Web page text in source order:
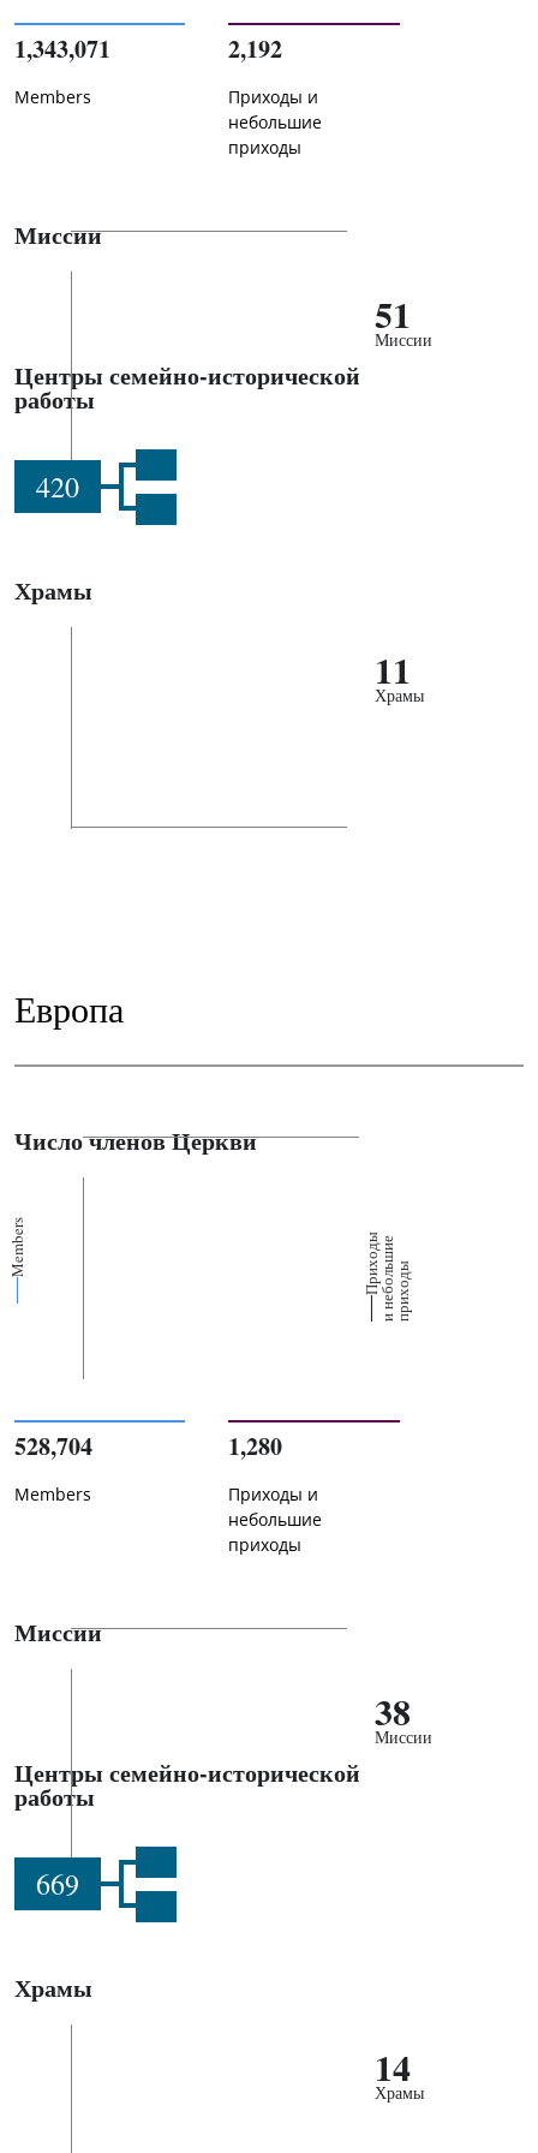
1,343,071
Members
2,192
Приходы и
небольшие
приходы
Миссии
51
Миссии
Центры семейно-исторической
работы
420
Храмы
11
Храмы
Европа
Число членов Церкви
Members П
р
их
о
д
ы
и
н
е
б
о
ль
ш
ие
п
р
и
х
о
ды
528,704
Members
1,280
Приходы и
небольшие
приходы
Миссии
38
Миссии
Центры семейно-исторической
работы
669
Храмы
14
Храмы